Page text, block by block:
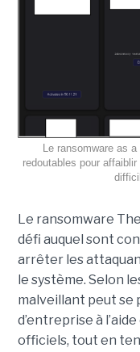
Le ransomware as
redoutables pour
Le ransomware
défi auquel sont
arrêter les
le système. Selon
malveillant peut se
d’entreprise à
officiels, tout en